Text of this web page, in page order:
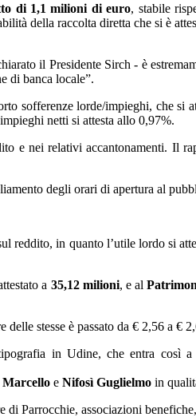
di 1,1 milioni di euro, stabile
della raccolta diretta che si è
il Presidente Sirch - è
di banca locale”.
sofferenze lorde/impieghi, che si
netti si attesta allo 0,97%.
e nei relativi accantonamenti. Il
degli orari di apertura al
reddito, in quanto l’utile lordo si
a 35,12 milioni, e al
stesse è passato da € 2,56 a €
in Udine, che entra così
Marcello e Nifosì Guglielmo in
Parrocchie, associazioni